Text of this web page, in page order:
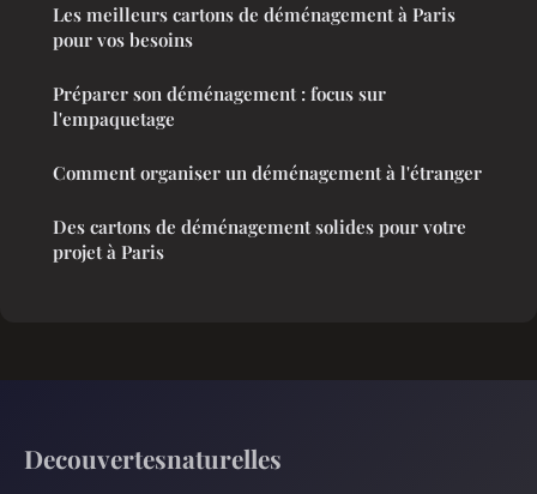
Les meilleurs cartons de déménagement à Paris
pour vos besoins
Préparer son déménagement : focus sur
l'empaquetage
Comment organiser un déménagement à l'étranger
Des cartons de déménagement solides pour votre
projet à Paris
Decouvertesnaturelles